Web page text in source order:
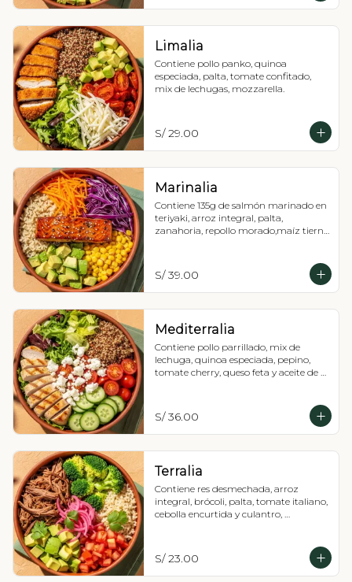
Limalia
Contiene pollo panko, quinoa
especiada, palta, tomate confitado,
mix de lechugas, mozzarella.
S/ 29.00
Marinalia
Contiene 135g de salmón marinado en
teriyaki, arroz integral, palta,
zanahoria, repollo morado,maíz tierno
S/ 39.00
Mediterralia
Contiene pollo parrillado, mix de
lechuga, quinoa especiada, pepino,
tomate cherry, queso feta y aceite de
S/ 36.00
Terralia
Contiene res desmechada, arroz
integral, brócoli, palta, tomate italiano,
cebolla encurtida y culantro,
S/ 23.00